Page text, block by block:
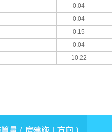
0.04
0.04
0.15
0.04
10.22